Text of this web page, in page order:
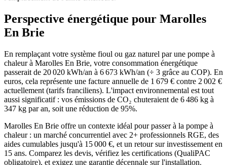
Perspective énergétique pour Marolles
En Brie
En remplaçant votre système fioul ou gaz naturel par une pompe à
chaleur à Marolles En Brie, votre consommation énergétique
passerait de 20 020 kWh/an à 6 673 kWh/an (÷ 3 grâce au COP). En
euros, cela représente une facture annuelle de 1 679 € contre 2 002 €
actuellement (tarifs franciliens). L'impact environnemental est tout
aussi significatif : vos émissions de CO₂ chuteraient de 6 486 kg à
347 kg par an, soit une réduction de 95%.
Marolles En Brie offre un contexte idéal pour passer à la pompe à
chaleur : un marché concurrentiel avec 2+ professionnels RGE, des
aides cumulables jusqu'à 15 000 €, et un retour sur investissement en
15 ans. Comparez les devis, vérifiez les certifications (QualiPAC
obligatoire), et exigez une garantie décennale sur l'installation.